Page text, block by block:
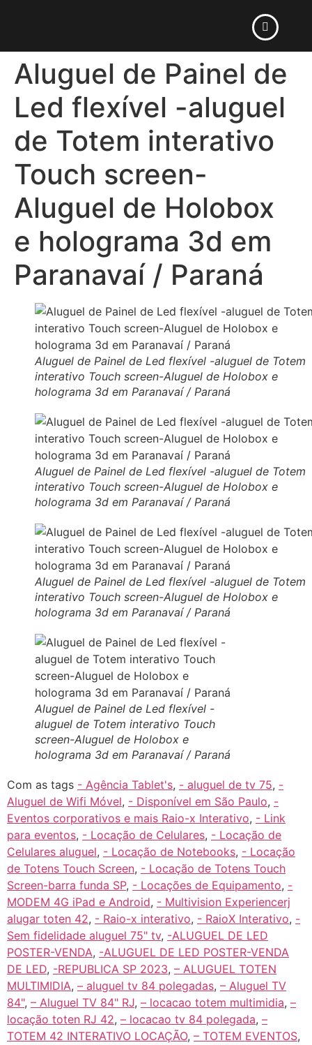
Aluguel de Painel de
Led flexível -aluguel
de Totem interativo
Touch screen-
Aluguel de Holobox
e holograma 3d em
Paranavaí / Paraná
Aluguel de Painel de Led flexível -aluguel de Totem
interativo Touch screen-Aluguel de Holobox e
holograma 3d em Paranavaí / Paraná
Aluguel de Painel de Led flexível -aluguel de Totem
interativo Touch screen-Aluguel de Holobox e
holograma 3d em Paranavaí / Paraná
Aluguel de Painel de Led flexível -aluguel de Totem
interativo Touch screen-Aluguel de Holobox e
holograma 3d em Paranavaí / Paraná
Aluguel de Painel de Led flexível -
aluguel de Totem interativo Touch
screen-Aluguel de Holobox e
holograma 3d em Paranavaí / Paraná
Com as tags - Agência Tablet's, - aluguel de tv 75, -
Aluguel de Wifi Móvel, - Disponível em São Paulo, -
Eventos corporativos e mais Raio-x Interativo, - Link
para eventos, - Locação de Celulares, - Locação de
Celulares aluguel, - Locação de Notebooks, - Locação
de Totens Touch Screen, - Locação de Totens Touch
Screen-barra funda SP, - Locações de Equipamento, -
MODEM 4G iPad e Android, - Multivision Experiencerj
alugar toten 42, - Raio-x interativo, - RaioX Interativo, -
Sem fidelidade aluguel 75" tv, -ALUGUEL DE LED
POSTER-VENDA, -ALUGUEL DE LED POSTER-VENDA
DE LED, -REPUBLICA SP 2023, – ALUGUEL TOTEN
MULTIMIDIA, – aluguel tv 84 polegadas, – Aluguel TV
84", – Aluguel TV 84" RJ, – locacao totem multimidia, –
locação toten RJ 42, – locacao tv 84 polegada, –
TOTEM 42 INTERATIVO LOCAÇÃO, – TOTEM EVENTOS,